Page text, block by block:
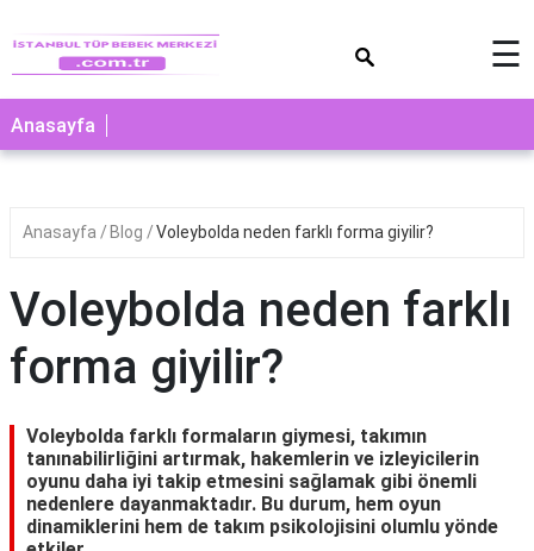
☰
Anasayfa
Anasayfa Blog Voleybolda neden farklı forma giyilir?
Voleybolda neden farklı
forma giyilir?
Voleybolda farklı formaların giymesi, takımın
tanınabilirliğini artırmak, hakemlerin ve izleyicilerin
oyunu daha iyi takip etmesini sağlamak gibi önemli
nedenlere dayanmaktadır. Bu durum, hem oyun
dinamiklerini hem de takım psikolojisini olumlu yönde